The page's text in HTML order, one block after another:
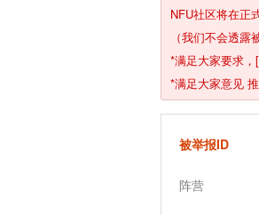
NFU社区将在正
（我们不会透
*满足大家要求
*满足大家意见
被举报ID
阵营